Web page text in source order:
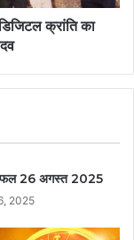
क्रांति का
26 अगस्त 2025
2025